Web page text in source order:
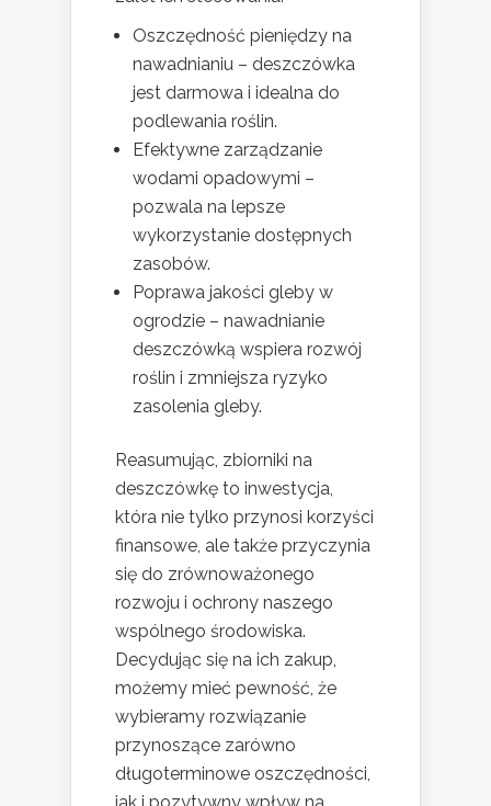
Oszczędność pieniędzy na
nawadnianiu – deszczówka
jest darmowa i idealna do
podlewania roślin.
Efektywne zarządzanie
wodami opadowymi –
pozwala na lepsze
wykorzystanie dostępnych
zasobów.
Poprawa jakości gleby w
ogrodzie – nawadnianie
deszczówką wspiera rozwój
roślin i zmniejsza ryzyko
zasolenia gleby.
Reasumując, zbiorniki na
deszczówkę to inwestycja,
która nie tylko przynosi korzyści
finansowe, ale także przyczynia
się do zrównoważonego
rozwoju i ochrony naszego
wspólnego środowiska.
Decydując się na ich zakup,
możemy mieć pewność, że
wybieramy rozwiązanie
przynoszące zarówno
długoterminowe oszczędności,